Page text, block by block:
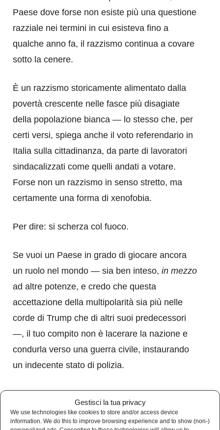
Gestisci la tua privacy
We use technologies like cookies to store and/or access device
information. We do this to improve browsing experience and to show (non-)
Paese dove forse non esiste più una questione
razziale nei termini in cui esisteva fino a
qualche anno fa, il razzismo continua a covare
sotto la cenere.
È un razzismo storicamente alimentato dalla
povertà crescente nelle fasce più disagiate
della popolazione bianca — lo stesso che, per
certi versi, spiega anche il voto referendario in
Italia sulla cittadinanza, da parte di lavoratori
sindacalizzati come quelli andati a votare.
Forse non un razzismo in senso stretto, ma
certamente una forma di xenofobia.
Per dire: si scherza col fuoco.
Se vuoi un Paese in grado di giocare ancora
un ruolo nel mondo — sia ben inteso, in mezzo
ad altre potenze, e credo che questa
accettazione della multipolarità sia più nelle
corde di Trump che di altri suoi predecessori
—, il tuo compito non è lacerare la nazione e
condurla verso una guerra civile, instaurando
un indecente stato di polizia.
E, senza scomodare l’America della
controcultura, dei poeti beat e degli anni
Sessanta di Bob Kennedy e MLK (e di Sly